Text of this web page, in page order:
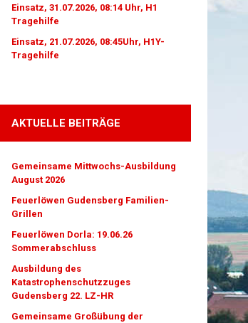
Einsatz, 31.07.2026, 08:14 Uhr, H1
Tragehilfe
Einsatz, 21.07.2026, 08:45Uhr, H1Y-
Tragehilfe
AKTUELLE BEITRÄGE
Gemeinsame Mittwochs-Ausbildung
August 2026
Feuerlöwen Gudensberg Familien-
Grillen
Feuerlöwen Dorla: 19.06.26
Sommerabschluss
Ausbildung des
Katastrophenschutzzuges
Gudensberg 22. LZ-HR
Gemeinsame Großübung der